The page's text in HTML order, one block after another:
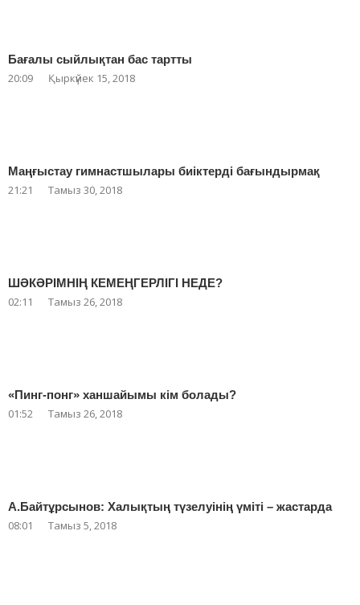
Бағалы сыйлықтан бас тартты
20:09 Қыркүйек 15, 2018
Маңғыстау гимнастшылары биіктерді бағындырмақ
21:21 Тамыз 30, 2018
ШӘКӘРІМНІҢ КЕМЕҢГЕРЛІГІ НЕДЕ?
02:11 Тамыз 26, 2018
«Пинг-понг» ханшайымы кім болады?
01:52 Тамыз 26, 2018
А.Байтұрсынов: Халықтың түзелуінің үміті – жастарда
08:01 Тамыз 5, 2018